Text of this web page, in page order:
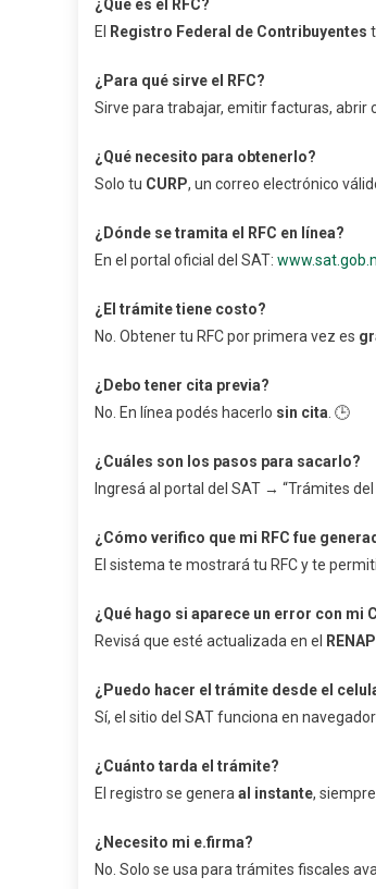
¿Qué es el RFC?
El
Registro Federal de Contribuyentes
¿Para qué sirve el RFC?
Sirve para trabajar, emitir facturas, abrir
¿Qué necesito para obtenerlo?
Solo tu CURP, un correo electrónico
¿Dónde se tramita el RFC en línea?
En el portal oficial del SAT:
¿El trámite tiene costo?
No. Obtener tu RFC por primera vez es
¿Debo tener cita previa?
No. En línea podés hacerlo sin cita . 🕒
¿Cuáles son los pasos para sacarlo?
Ingresá al portal del SAT → “Trámites
¿Cómo verifico que mi RFC fue
El sistema te mostrará tu RFC y te
¿Qué hago si aparece un error con mi
Revisá que esté actualizada en el
¿Puedo hacer el trámite desde el
Sí, el sitio del SAT funciona en
¿Cuánto tarda el trámite?
El registro se genera al instante,
¿Necesito mi e.firma?
No. Solo se usa para trámites fiscales